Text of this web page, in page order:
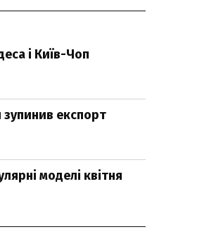
і Київ-Чоп
експорт
моделі квітня